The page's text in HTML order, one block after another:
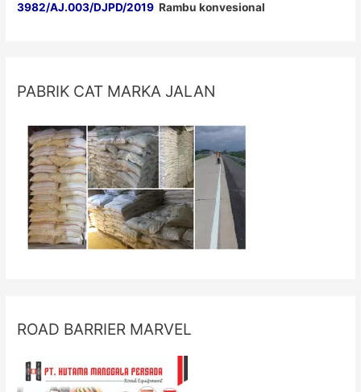
3982/AJ.003/DJPD/2019 Rambu konvesional
PABRIK CAT MARKA JALAN
ROAD BARRIER MARVEL